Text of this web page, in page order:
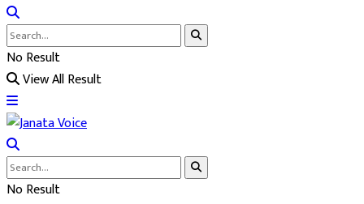
No Result
View All Result
No Result